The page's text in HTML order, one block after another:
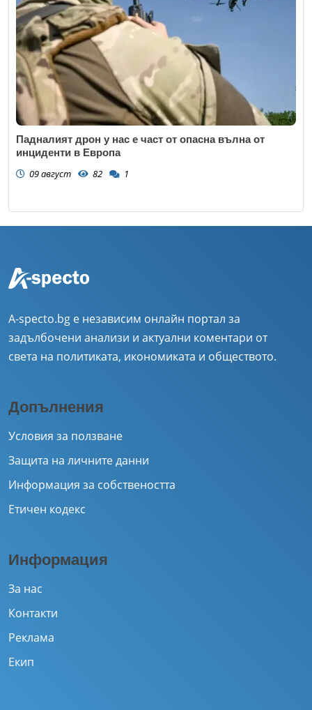
Падналият дрон у нас е част от опасна вълна от
инциденти в Европа
09 август 82 1
A-specto.bg е независим онлайн портал за
задълбочени анализи и актуални коментари от
света на политиката, икономиката и обществото.
Допълнения
Условия за ползване
Защита на личните данни
Информация за собствеността
Етичен кодекс
Информация
За нас
Контакти
Реклама
Екип